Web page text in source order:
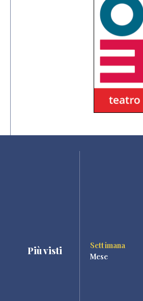
Più visti
Settimana
Mese